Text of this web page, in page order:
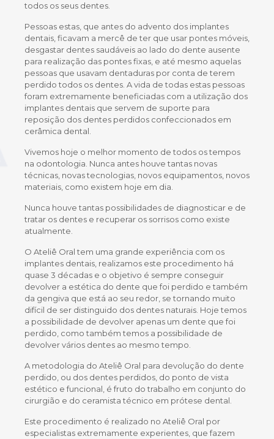
todos os seus dentes.
Pessoas estas, que antes do advento dos implantes
dentais, ficavam a mercê de ter que usar pontes móveis,
desgastar dentes saudáveis ao lado do dente ausente
para realização das pontes fixas, e até mesmo aquelas
pessoas que usavam dentaduras por conta de terem
perdido todos os dentes. A vida de todas estas pessoas
foram extremamente beneficiadas com a utilização dos
implantes dentais que servem de suporte para
reposição dos dentes perdidos confeccionados em
cerâmica dental.
Vivemos hoje o melhor momento de todos os tempos
na odontologia. Nunca antes houve tantas novas
técnicas, novas tecnologias, novos equipamentos, novos
materiais, como existem hoje em dia.
Nunca houve tantas possibilidades de diagnosticar e de
tratar os dentes e recuperar os sorrisos como existe
atualmente.
O Ateliê Oral tem uma grande experiência com os
implantes dentais, realizamos este procedimento há
quase 3 décadas e o objetivo é sempre conseguir
devolver a estética do dente que foi perdido e também
da gengiva que está ao seu redor, se tornando muito
difícil de ser distinguido dos dentes naturais. Hoje temos
a possibilidade de devolver apenas um dente que foi
perdido, como também temos a possibilidade de
devolver vários dentes ao mesmo tempo.
A metodologia do Ateliê Oral para devolução do dente
perdido, ou dos dentes perdidos, do ponto de vista
estético e funcional, é fruto do trabalho em conjunto do
cirurgião e do ceramista técnico em prótese dental.
Este procedimento é realizado no Ateliê Oral por
especialistas extremamente experientes, que fazem